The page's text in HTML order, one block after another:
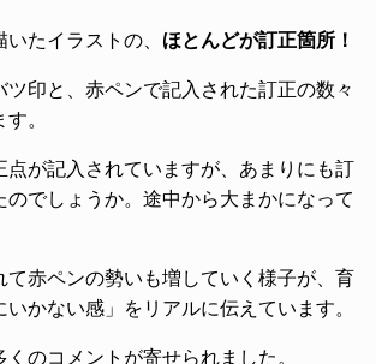
たイラストの、 ほとんどが訂正箇所！
ツ印と、赤ペンで記入された訂正の数々
。
点が記入されていますが、あまりにも訂
のでしょうか。途中から大まかになって
て赤ペンの勢いも増していく様子が、育
いかない感」をリアルに伝えています。
のコメントが寄せられました。